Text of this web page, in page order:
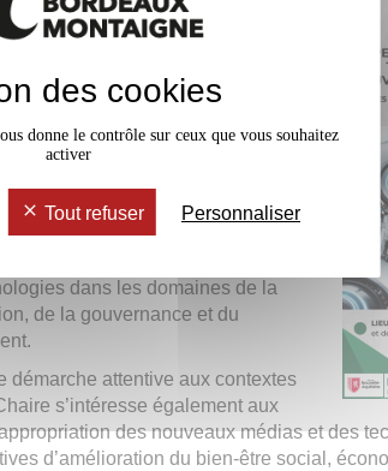
sciences humaines et sociales
de l’intelligence artificielle,
à son déploiement.
d’explorer les tensions qui
le développement de l’intelligence
critiques, études de terrain et
Les échanges porteront
dans les domaines de la
de la gouvernance et du
démarche attentive aux contextes
s’intéresse également aux
des nouveaux médias et des
d’amélioration du bien-être social,
des cookies
donne le contrôle sur ceux que vous souhaitez
activer
Tout refuser Personnaliser